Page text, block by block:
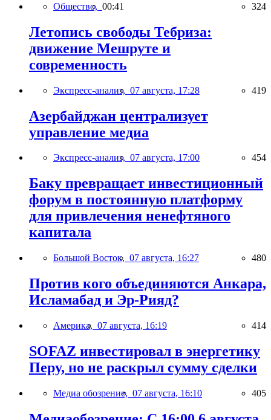
Общество, 00:41 324
Летопись свободы Тебриза:
движение Мешруте и
современность
Экспресс-анализ, 07 августа, 17:28 419
Азербайджан централизует
управление медиа
Экспресс-анализ, 07 августа, 17:00 454
Баку превращает инвестиционный
форум в постоянную платформу
для привлечения ненефтяного
капитала
Большой Восток, 07 августа, 16:27 480
Против кого объединяются Анкара,
Исламабад и Эр-Рияд?
Америка, 07 августа, 16:19 414
SOFAZ инвестировал в энергетику
Перу, но не раскрыл сумму сделки
Медиа обозрение, 07 августа, 16:10 405